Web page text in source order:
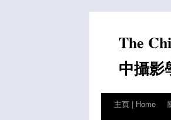
contentThe
中攝影
主頁 | Home